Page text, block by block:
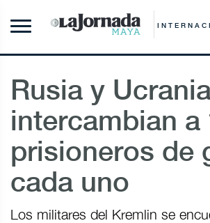
Rusia y
intercambian a
prisioneros de
cada uno
Los militares del Kremlin se